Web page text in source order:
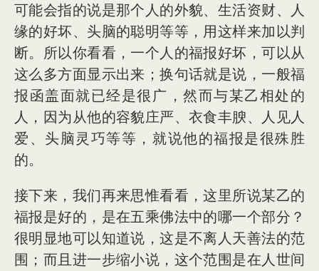
可能会指的说是那个人的外貌、生活资财、人
缘的好坏、头脑的聪明等等，用这样来加以判
断。所以你看看，一个人的福报好坏，可以从
这么多方面显示出来；换句话就是说，一般福
报函盖面就已经是很广，然而与某乙相处的
人，因为从他的容貌庄严、衣食丰腴、人见人
爱、头脑灵巧等等，就说他的福报是很殊胜
的。
接下来，我们再来思惟看看，这里所说某乙的
福报是好的，是在五乘佛法中的哪一个部分？
很明显地可以知道说，这是不离人天善法的范
围；而且进一步缩小说，这个范围是在人世间